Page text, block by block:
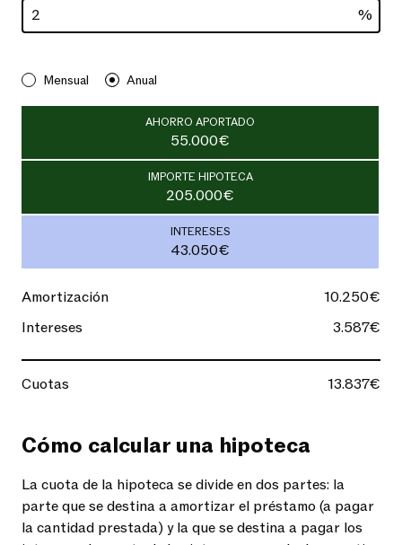
%
Mensual Anual
AHORRO APORTADO
55.000€
IMPORTE HIPOTECA
205.000€
INTERESES
43.050€
Amortización
10.250€
Intereses
3.587€
Cuotas 13.837€
Cómo calcular una hipoteca
La cuota de la hipoteca se divide en dos partes: la
parte que se destina a amortizar el préstamo (a pagar
la cantidad prestada) y la que se destina a pagar los